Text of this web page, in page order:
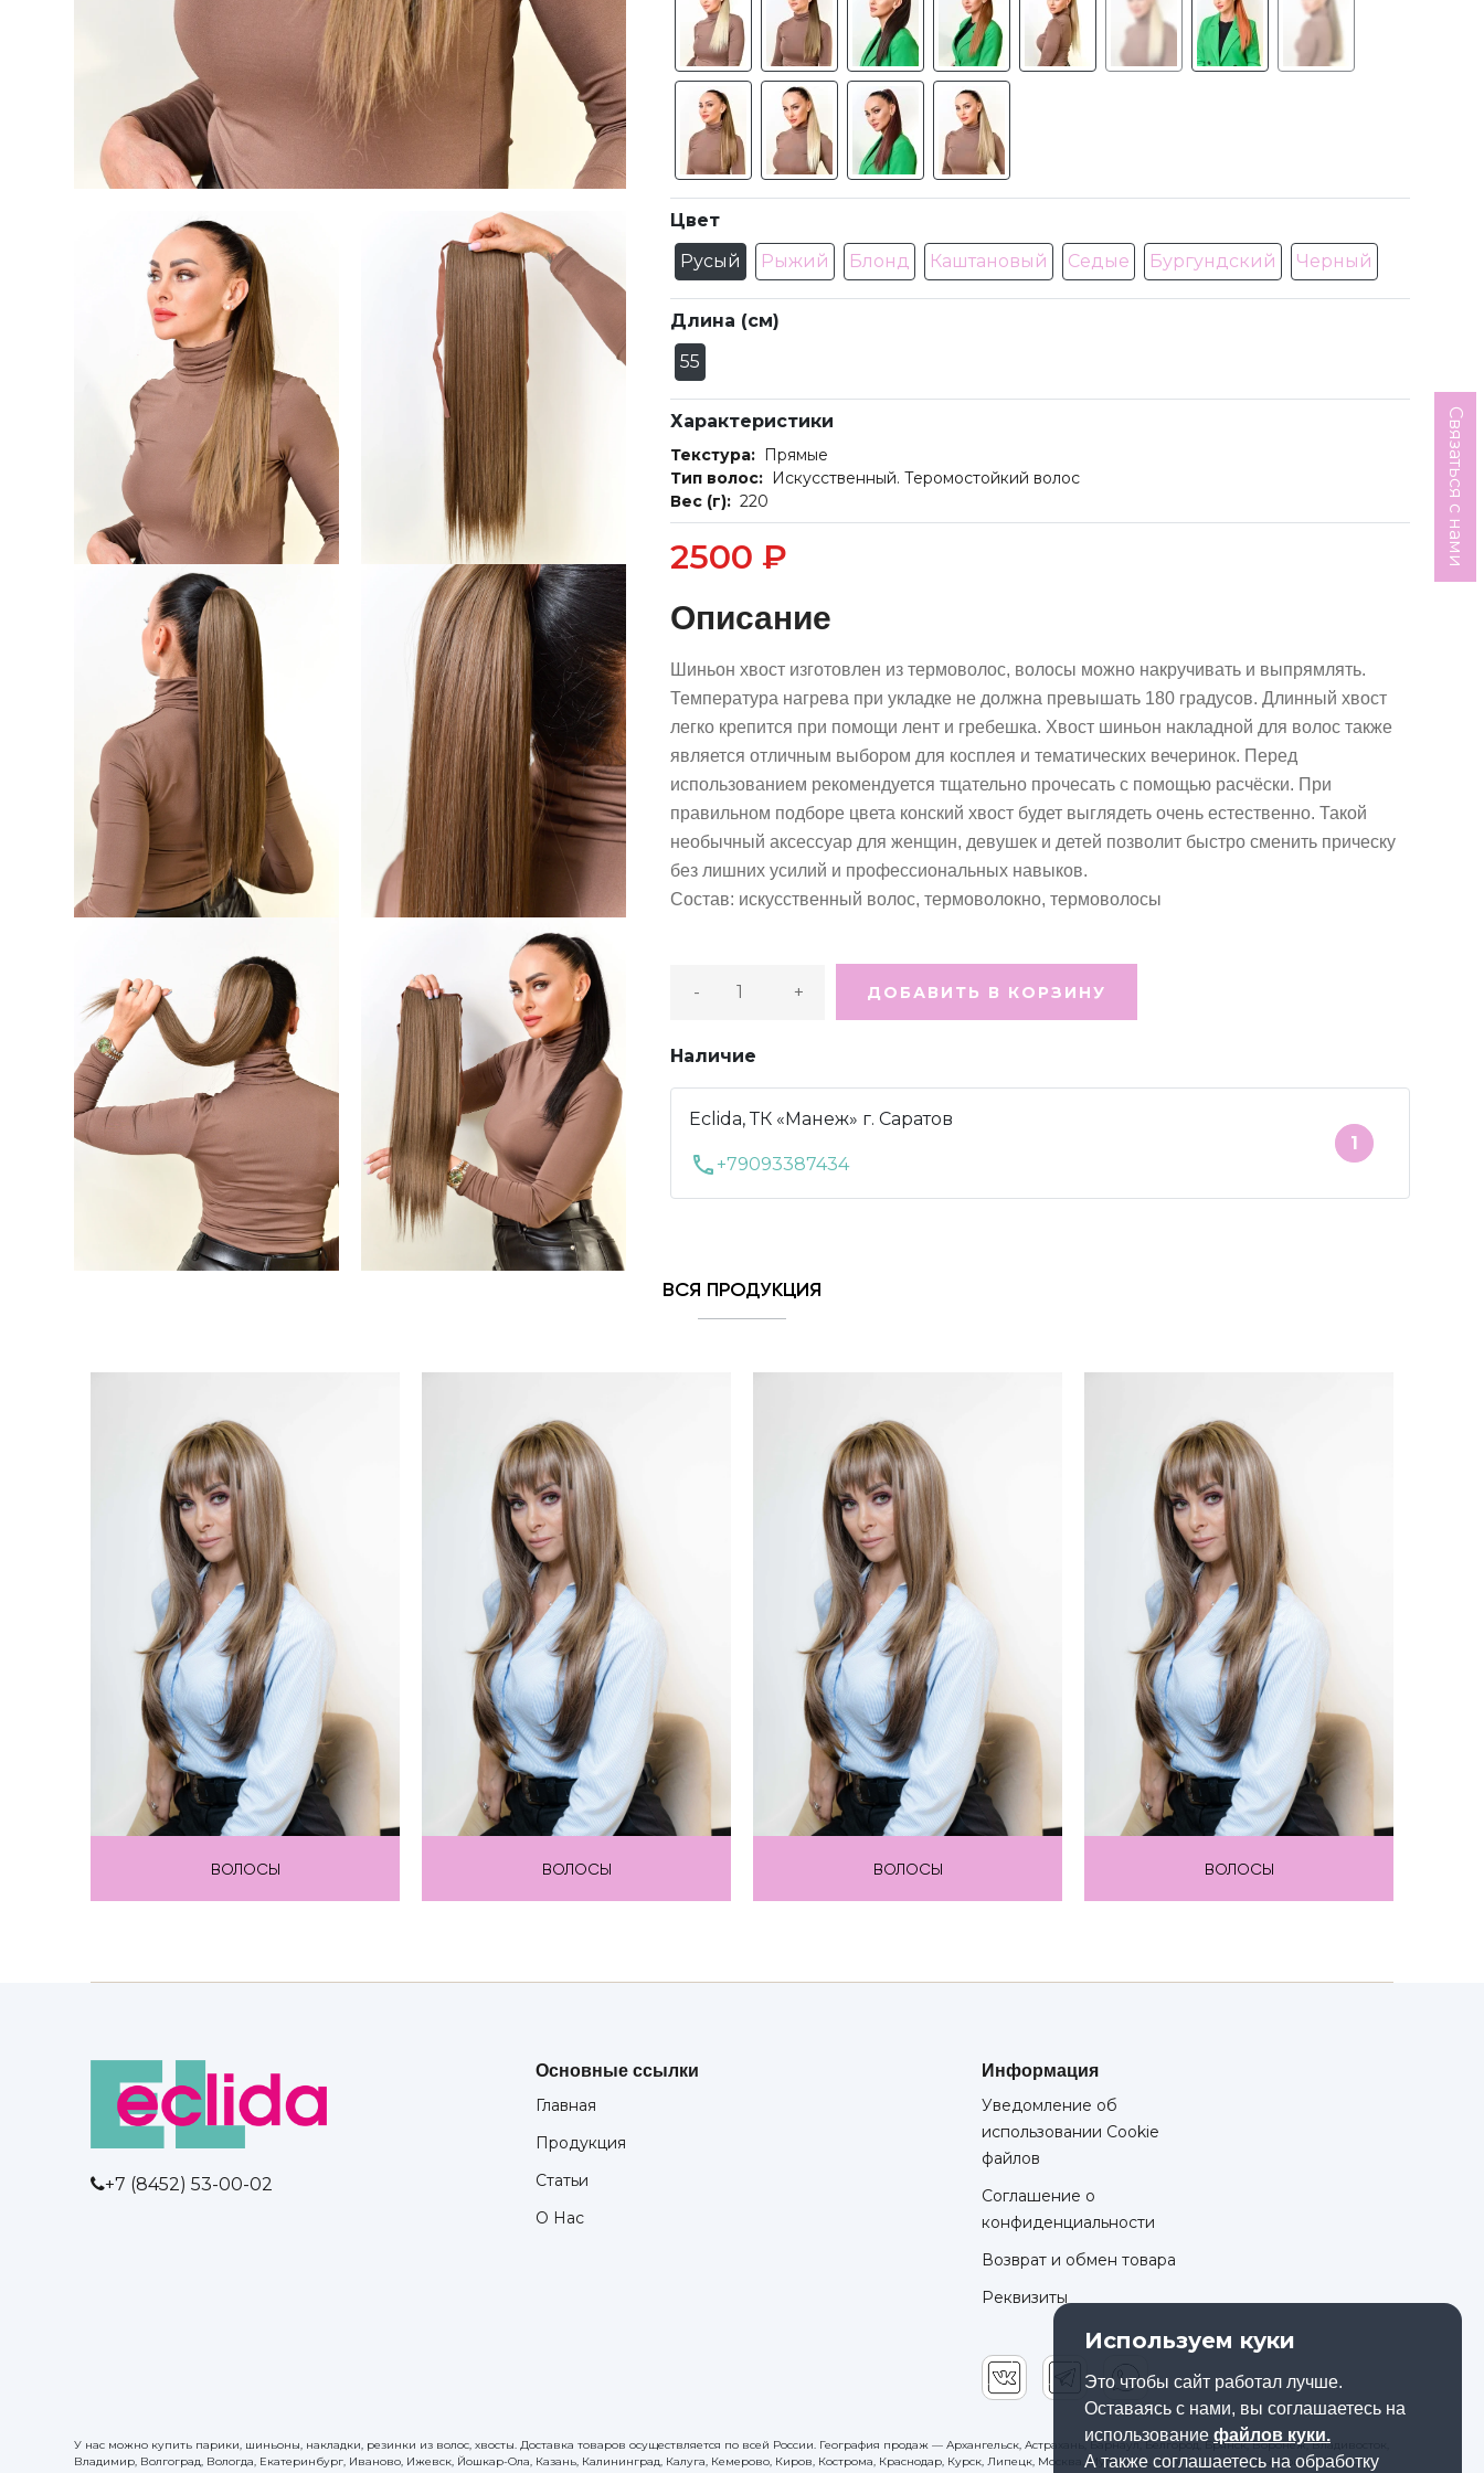
Используем куки
Это чтобы сайт работал лучше.
Оставаясь с нами, вы соглашаетесь на
использование файлов куки.
А также соглашаетесь на обработку
Цвет
Русый
Рыжий Блонд Каштановый Седые Бургундский Черный
Длина (см)
55
Характеристики
Текстура: Прямые
Тип волос: Искусственный. Теромостойкий волос
Вес (г): 220
2500 ₽
Описание
Шиньон хвост изготовлен из термоволос, волосы можно накручивать и выпрямлять.
Температура нагрева при укладке не должна превышать 180 градусов. Длинный хвост
легко крепится при помощи лент и гребешка. Хвост шиньон накладной для волос также
является отличным выбором для косплея и тематических вечеринок. Перед
использованием рекомендуется тщательно прочесать с помощью расчёски. При
правильном подборе цвета конский хвост будет выглядеть очень естественно. Такой
необычный аксессуар для женщин, девушек и детей позволит быстро сменить прическу
без лишних усилий и профессиональных навыков.
Состав: искусственный волос, термоволокно, термоволосы
- + ДОБАВИТЬ В КОРЗИНУ
Наличие
Eclida, ТК «Манеж» г. Саратов
call +79093387434
1
ВСЯ ПРОДУКЦИЯ
ВОЛОСЫ ВОЛОСЫ ВОЛОСЫ ВОЛОСЫ
Связаться с нами
+7 (8452) 53-00-02
Основные ссылки
Главная
Продукция
Статьи
О Нас
Информация
Уведомление об
использовании Cookie
файлов
Соглашение о
конфиденциальности
Возврат и обмен товара
Реквизиты
У нас можно купить парики, шиньоны, накладки, резинки из волос, хвосты. Доставка товаров осуществляется по всей России. География продаж — Архангельск, Астрахань, Барнаул, Белгород, Брянск, Воронеж, Владивосток,
Владимир, Волгоград, Вологда, Екатеринбург, Иваново, Ижевск, Йошкар-Ола, Казань, Калининград, Калуга, Кемерово, Киров, Кострома, Краснодар, Курск, Липецк, Москва, Мурманск, Набережные Челны, Новосибирск,